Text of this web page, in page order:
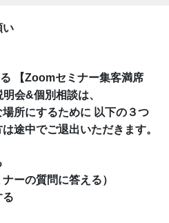
い
【Zoomセミナー集客満席
会&個別相談は、
所にするために 以下の３つ
途中でご退出いただきます。
ーの質問に答える）